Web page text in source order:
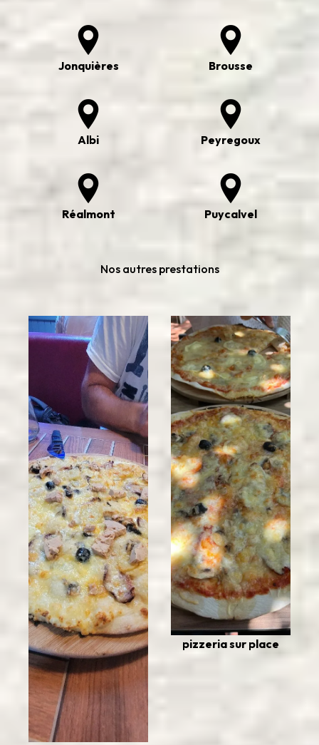
Jonquières Brousse
Albi Peyregoux
Réalmont Puycalvel
Nos autres prestations
pizzeria sur place